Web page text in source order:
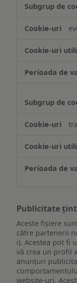
Publicitate
Aceste fișiere
către partenerii
i). Acestea pot fi
vă crea un profil
anunțuri
website-uri.